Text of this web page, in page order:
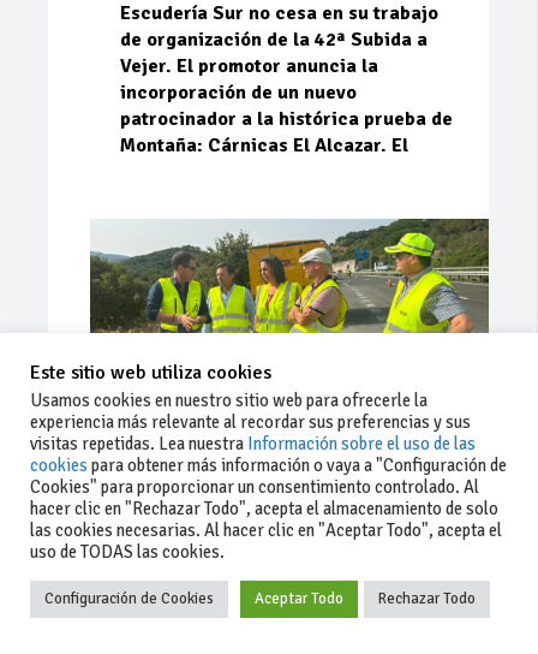
Escudería Sur no cesa en su trabajo
de organización de la 42ª Subida a
Vejer. El promotor anuncia la
incorporación de un nuevo
patrocinador a la histórica prueba de
Montaña: Cárnicas El Alcazar. El
Ago 03, 2026 90 0 0
La Junta implementa mejoras en la
A381 por Los Barrios
Este sitio web utiliza cookies
Usamos cookies en nuestro sitio web para ofrecerle la
experiencia más relevante al recordar sus preferencias y sus
visitas repetidas. Lea nuestra Información sobre el uso de las
cookies para obtener más información o vaya a "Configuración de
Cookies" para proporcionar un consentimiento controlado. Al
hacer clic en "Rechazar Todo", acepta el almacenamiento de solo
las cookies necesarias. Al hacer clic en "Aceptar Todo", acepta el
uso de TODAS las cookies.
Configuración de Cookies Aceptar Todo Rechazar Todo